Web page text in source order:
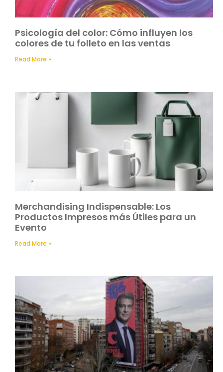
Psicología del color: Cómo influyen los
colores de tu folleto en las ventas
Read More »
Merchandising Indispensable: Los
Productos Impresos más Útiles para un
Evento
Read More »